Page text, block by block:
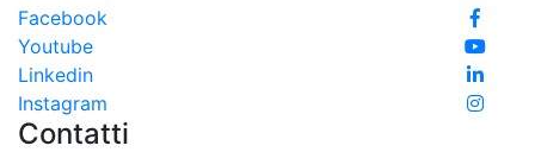
Facebook
Youtube
Linkedin
Instagram
Contatti